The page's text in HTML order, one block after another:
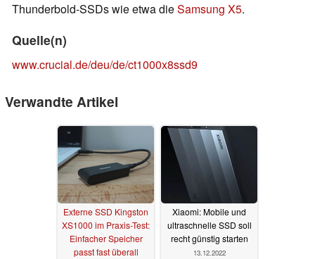
Thunderbold-SSDs wie etwa dieSamsung X5.
Quelle(n)
www.crucial.de/deu/de/ct1000x8ssd9
Verwandte Artikel
Externe SSD Kingston
XS1000 im Praxis-Test:
Einfacher Speicher
passt fast überall
Xiaomi: Mobile und
ultraschnelle SSD soll
recht günstig starten
13.12.2022